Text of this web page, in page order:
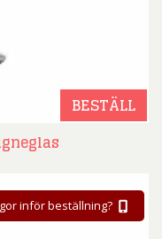
BESTÄLL
inför beställning?